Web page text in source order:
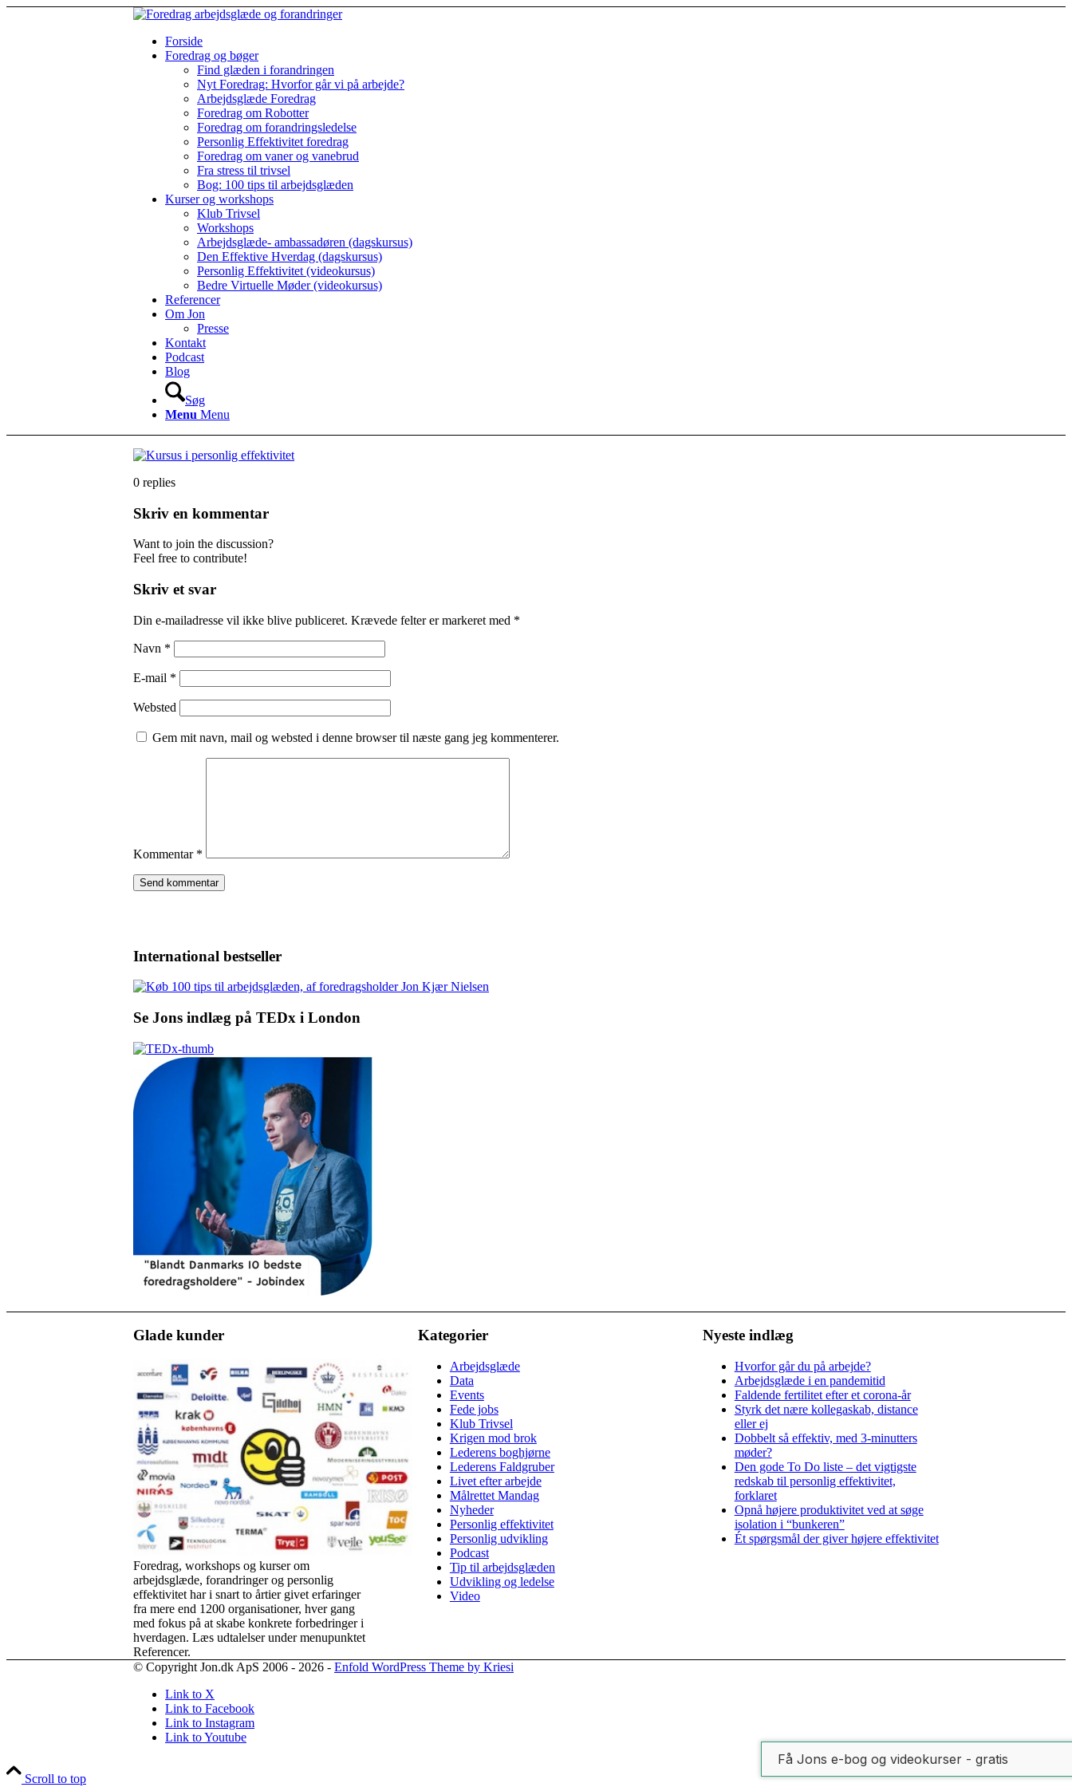
Forside
Foredrag og bøger
Find glæden i forandringen
Nyt Foredrag: Hvorfor går vi på arbejde?
Arbejdsglæde Foredrag
Foredrag om Robotter
Foredrag om forandringsledelse
Personlig Effektivitet foredrag
Foredrag om vaner og vanebrud
Fra stress til trivsel
Bog: 100 tips til arbejdsglæden
Kurser og workshops
Klub Trivsel
Workshops
Arbejdsglæde- ambassadøren (dagskursus)
Den Effektive Hverdag (dagskursus)
Personlig Effektivitet (videokursus)
Bedre Virtuelle Møder (videokursus)
Referencer
Om Jon
Presse
Kontakt
Podcast
Blog
Søg
Menu Menu
0 replies
Skriv en kommentar
Want to join the discussion?
Feel free to contribute!
Skriv et svar
Din e-mailadresse vil ikke blive publiceret. Krævede felter er markeret med *
Navn *
E-mail *
Websted
Gem mit navn, mail og websted i denne browser til næste gang jeg kommenterer.
Kommentar *
International bestseller
Se Jons indlæg på TEDx i London
Glade kunder
Foredrag, workshops og kurser om
arbejdsglæde, forandringer og personlig
effektivitet har i snart to årtier givet erfaringer
fra mere end 1200 organisationer, hver gang
med fokus på at skabe konkrete forbedringer i
hverdagen. Læs udtalelser under menupunktet
Referencer.
Kategorier
Arbejdsglæde
Data
Events
Fede jobs
Klub Trivsel
Krigen mod brok
Lederens boghjørne
Lederens Faldgruber
Livet efter arbejde
Målrettet Mandag
Nyheder
Personlig effektivitet
Personlig udvikling
Podcast
Tip til arbejdsglæden
Udvikling og ledelse
Video
Nyeste indlæg
Hvorfor går du på arbejde?
Arbejdsglæde i en pandemitid
Faldende fertilitet efter et corona-år
Styrk det nære kollegaskab, distance
eller ej
Dobbelt så effektiv, med 3-minutters
møder?
Den gode To Do liste – det vigtigste
redskab til personlig effektivitet,
forklaret
Opnå højere produktivitet ved at søge
isolation i “bunkeren”
Ét spørgsmål der giver højere effektivitet
© Copyright Jon.dk ApS 2006 - 2026 - Enfold WordPress Theme by Kriesi
Link to X
Link to Facebook
Link to Instagram
Link to Youtube
Scroll to top
Få Jons e-bog og videokurser - gratis